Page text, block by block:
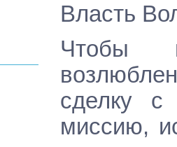
Власть
Чтобы
сделку
миссию,